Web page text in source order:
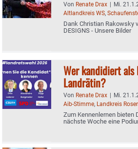
Von Renate Drax | Mi.
Altlandkreis WS,
Dank Christian Rakowsky
DESIGNS - Unsere Bilder
Wer kandidiert als
Landrätin?
Von Renate Drax | Mi.
Aib-Stimme, Landkreis
Zum Kennenlernen bieten
nächste Woche eine